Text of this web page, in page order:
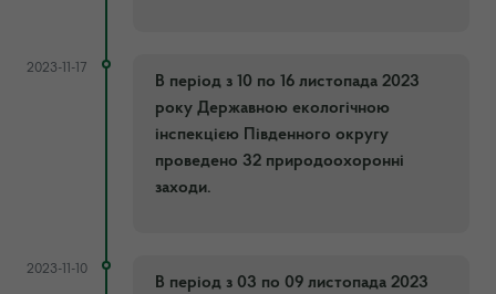
2023-11-17
В період з 10 по 16 листопада 2023
року Державною екологічною
інспекцією Південного округу
проведено 32 природоохоронні
заходи.
2023-11-10
В період з 03 по 09 листопада 2023